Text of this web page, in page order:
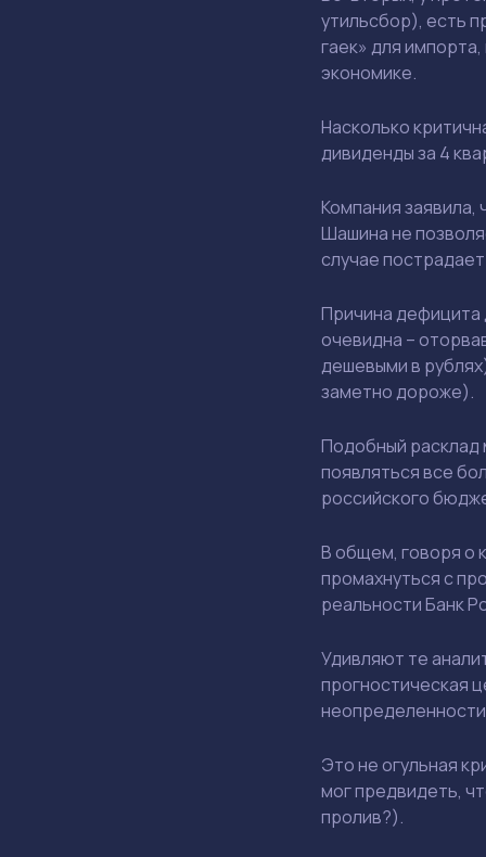
утильсбор), есть
гаек» для
экономике.
Насколько
дивиденды за 4
Компания
Шашина не
случае
Причина дефицита
очевидна –
дешевыми в
заметно дороже).
Подобный расклад
появляться все
российского
В общем, говоря о
промахнуться с
реальности Банк
Удивляют те
прогностическая
Это не огульная
мог предвидеть,
пролив?).